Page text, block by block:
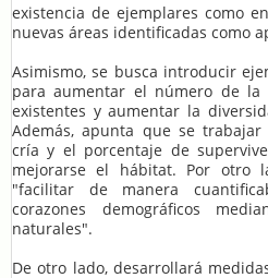
existencia de ejemplares como
nuevas áreas identificadas como
Asimismo, se busca introducir
para aumentar el número de la
existentes y aumentar la
Además, apunta que se
cría y el porcentaje de
mejorarse el hábitat. Por otro
"facilitar de manera
corazones demográficos
naturales".
De otro lado, desarrollará